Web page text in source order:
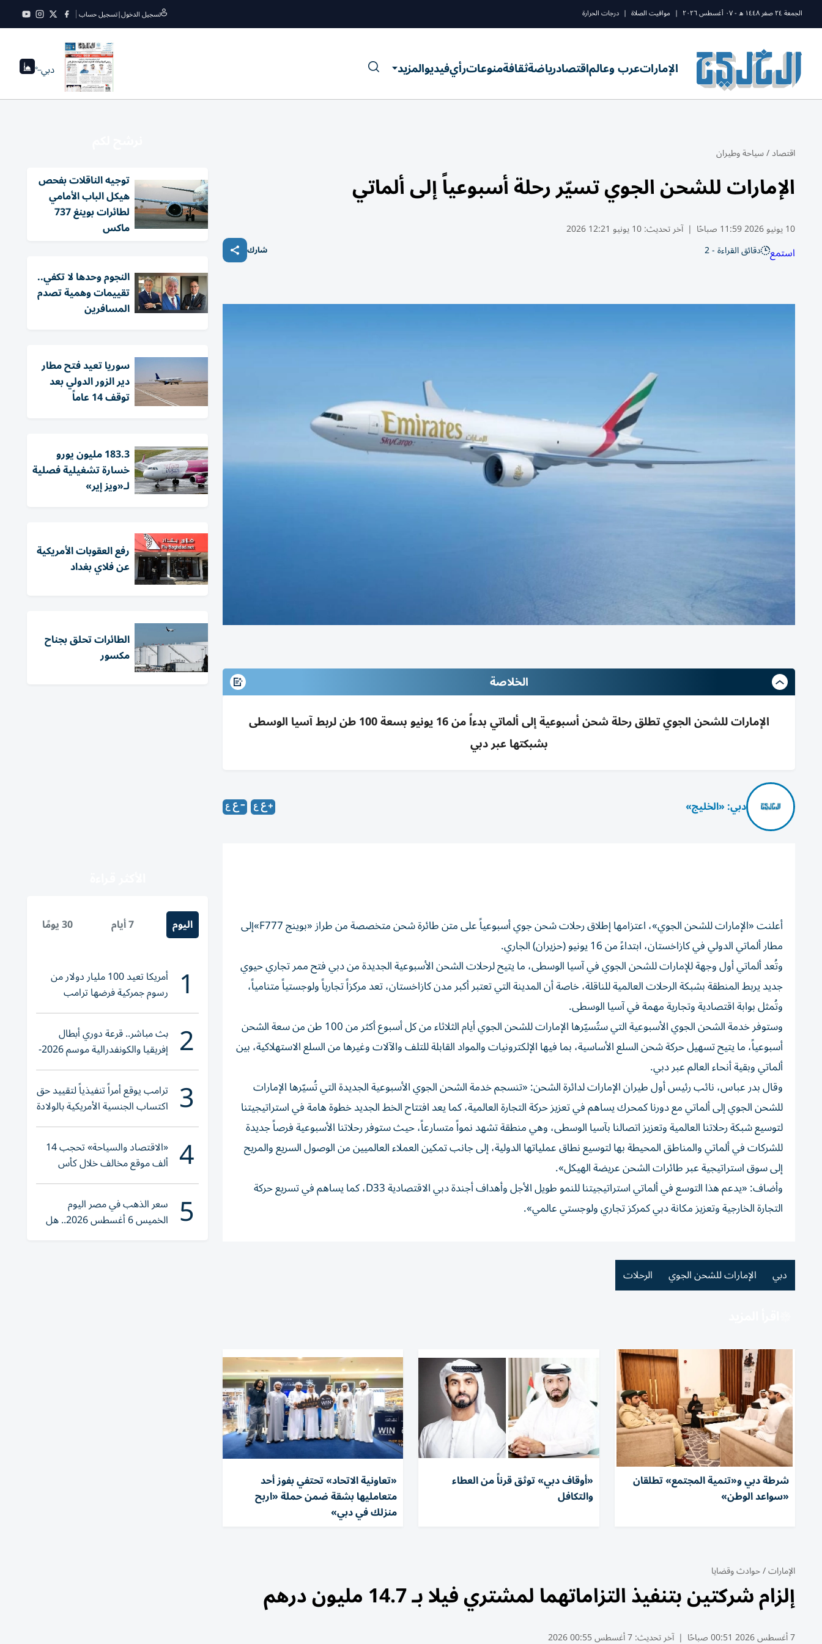
الجمعة ٢٤ صفر ١٤٤٨ ه - ٠٧ أغسطس ٢٠٢٦ | مواقيت الصلاة | درجات الحرارة تسجيل الدخول|تسجيل حساب
الإماراتعرب وعالماقتصادرياضةثقافةمنوعاترأيفيديوالمزيد دبي--°
اقتصاد/سياحة وطيران
الإمارات للشحن الجوي تسيّر رحلة أسبوعياً إلى ألماتي
10 يونيو 2026 11:59 صباحًا | آخر تحديث:10 يونيو 12:21 2026
استمع دقائق القراءة - 2 شارك
الخلاصة
الإمارات للشحن الجوي تطلق رحلة شحن أسبوعية إلى ألماتي بدءاً من 16 يونيو بسعة 100 طن لربط آسيا الوسطى
بشبكتها عبر دبي
دبي: «الخليج»
أعلنت «الإمارات للشحن الجوي»، اعتزامها إطلاق رحلات شحن جوي أسبوعياً على متن طائرة شحن متخصصة من طراز «بوينج F777»إلى
مطار ألماتي الدولي في كازاخستان، ابتداءً من 16 يونيو (حزيران) الجاري.
وتُعد ألماتي أول وجهة للإمارات للشحن الجوي في آسيا الوسطى، ما يتيح لرحلات الشحن الأسبوعية الجديدة من دبي فتح ممر تجاري حيوي
جديد يربط المنطقة بشبكة الرحلات العالمية للناقلة، خاصة أن المدينة التي تعتبر أكبر مدن كازاخستان، تعد مركزاً تجارياً ولوجستياً متنامياً،
وتُمثل بوابة اقتصادية وتجارية مهمة في آسيا الوسطى.
وستوفر خدمة الشحن الجوي الأسبوعية التي ستُسيّرها الإمارات للشحن الجوي أيام الثلاثاء من كل أسبوع أكثر من 100 طن من سعة الشحن
أسبوعياً، ما يتيح تسهيل حركة شحن السلع الأساسية، بما فيها الإلكترونيات والمواد القابلة للتلف والآلات وغيرها من السلع الاستهلاكية، بين
ألماتي وبقية أنحاء العالم عبر دبي.
وقال بدر عباس، نائب رئيس أول طيران الإمارات لدائرة الشحن: «تنسجم خدمة الشحن الجوي الأسبوعية الجديدة التي تُسيّرها الإمارات
للشحن الجوي إلى ألماتي مع دورنا كمحرك يساهم في تعزيز حركة التجارة العالمية، كما يعد افتتاح الخط الجديد خطوة هامة في استراتيجيتنا
لتوسيع شبكة رحلاتنا العالمية وتعزيز اتصالنا بآسيا الوسطى، وهي منطقة تشهد نمواً متسارعاً، حيث ستوفر رحلاتنا الأسبوعية فرصاً جديدة
للشركات في ألماتي والمناطق المحيطة بها لتوسيع نطاق عملياتها الدولية، إلى جانب تمكين العملاء العالميين من الوصول السريع والمريح
إلى سوق استراتيجية عبر طائرات الشحن عريضة الهيكل».
وأضاف: «يدعم هذا التوسع في ألماتي استراتيجيتنا للنمو طويل الأجل وأهداف أجندة دبي الاقتصادية D33، كما يساهم في تسريع حركة
التجارة الخارجية وتعزيز مكانة دبي كمركز تجاري ولوجستي عالمي».
دبي الإمارات للشحن الجوي الرحلات
شرطة دبي و«تنمية المجتمع» تطلقان
«سواعد الوطن»
«أوقاف دبي» توثق قرناً من العطاء
والتكافل
«تعاونية الاتحاد» تحتفي بفوز أحد
متعامليها بشقة ضمن حملة «اربح
منزلك في دبي»
الإمارات/حوادث وقضايا
إلزام شركتين بتنفيذ التزاماتهما لمشتري فيلا بـ 14.7 مليون درهم
7 أغسطس 2026 00:51 صباحًا | آخر تحديث:7 أغسطس 00:55 2026
توجيه الناقلات بفحص
هيكل الباب الأمامي
لطائرات بوينغ 737
ماكس
النجوم وحدها لا تكفي..
تقييمات وهمية تصدم
المسافرين
سوريا تعيد فتح مطار
دير الزور الدولي بعد
توقف 14 عاماً
183.3 مليون يورو
خسارة تشغيلية فصلية
لـ«ويز إير»
رفع العقوبات الأمريكية
عن فلاي بغداد
الطائرات تحلق بجناح
مكسور
اليوم 7 أيام 30 يومًا
1 أمريكا تعيد 100 مليار دولار من
رسوم جمركية فرضها ترامب
2 بث مباشر.. قرعة دوري أبطال
إفريقيا والكونفدرالية موسم 2026-
2027
3 ترامب يوقع أمراً تنفيذياً لتقييد حق
اكتساب الجنسية الأمريكية بالولادة
4 «الاقتصاد والسياحة» تحجب 14
ألف موقع مخالف خلال كأس
العالم 2026
5 سعر الذهب في مصر اليوم
الخميس 6 أغسطس 2026.. هل